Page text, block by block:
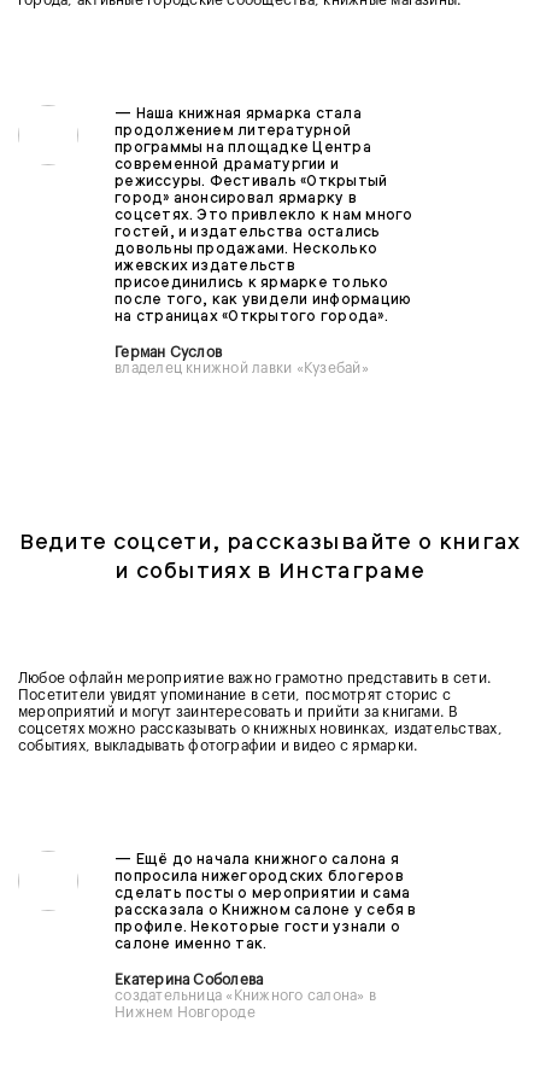
— Наша книжная ярмарка стала
продолжением литературной
программы на площадке Центра
современной драматургии и
режиссуры. Фестиваль «Открытый
город» анонсировал ярмарку в
соцсетях. Это привлекло к нам много
гостей, и издательства остались
довольны продажами. Несколько
ижевских издательств
присоединились к ярмарке только
после того, как увидели информацию
на страницах «Открытого города».
Герман Суслов
владелец книжной лавки «Кузебай»
Ведите соцсети, рассказывайте о книгах
и событиях в Инстаграме
Любое офлайн мероприятие важно грамотно представить в сети.
Посетители увидят упоминание в сети, посмотрят сторис с
мероприятий и могут заинтересовать и прийти за книгами. В
соцсетях можно рассказывать о книжных новинках, издательствах,
событиях, выкладывать фотографии и видео с ярмарки.
— Ещё до начала книжного салона я
попросила нижегородских блогеров
сделать посты о мероприятии и сама
рассказала о Книжном салоне у себя в
профиле. Некоторые гости узнали о
салоне именно так.
Екатерина Соболева
создательница «Книжного салона» в
Нижнем Новгороде